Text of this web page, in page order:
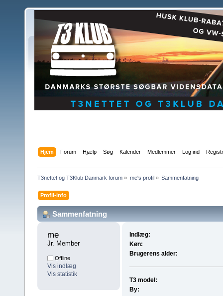
Hjem Forum Hjælp Søg Kalender Medlemmer Log ind
T3nettet og T3Klub Danmark forum » me's profil» Sammenfatning
Profil-info
Sammenfatning
me
Jr. Member
Offline
Vis indlæg
Vis statistik
Indlæg:
Køn:
Brugerens alder:
T3 model:
By: